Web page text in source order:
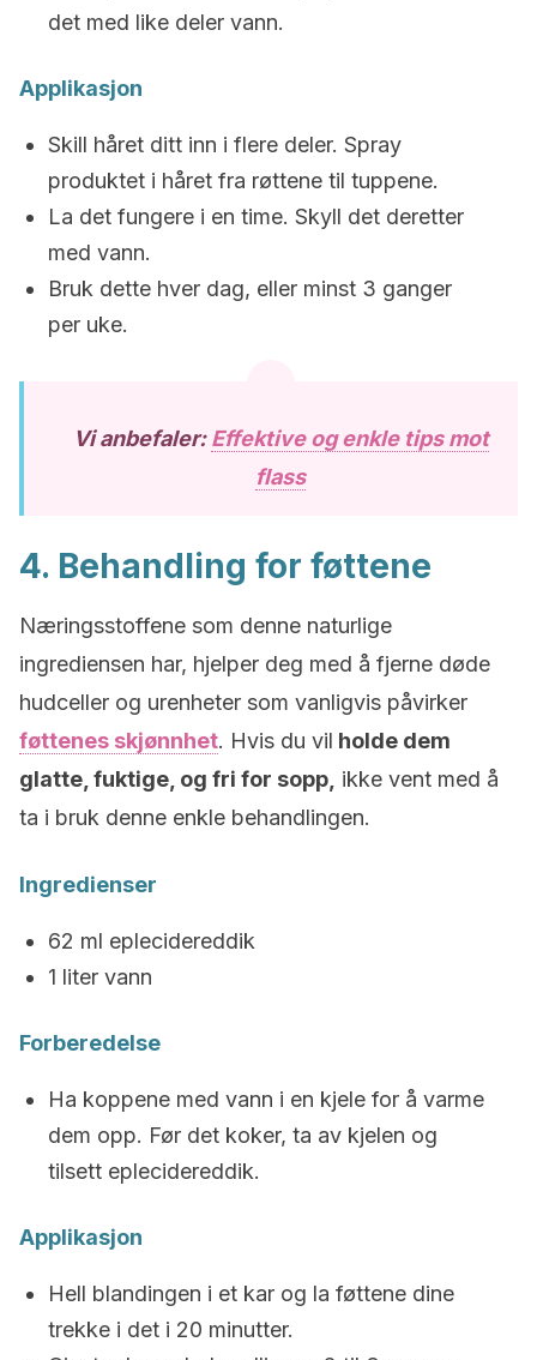
det med like deler vann.
Applikasjon
Skill håret ditt inn i flere deler. Spray
produktet i håret fra røttene til tuppene.
La det fungere i en time. Skyll det deretter
med vann.
Bruk dette hver dag, eller minst 3 ganger
per uke.
Vi anbefaler:Effektive og enkle tips mot
flass
4. Behandling for føttene
Næringsstoffene som denne naturlige
ingrediensen har, hjelper deg med å fjerne døde
hudceller og urenheter som vanligvis påvirker
føttenes skjønnhet. Hvis du vil holde dem
glatte, fuktige, og fri for sopp, ikke vent med å
ta i bruk denne enkle behandlingen.
Ingredienser
62 ml eplecidereddik
1 liter vann
Forberedelse
Ha koppene med vann i en kjele for å varme
dem opp. Før det koker, ta av kjelen og
tilsett eplecidereddik.
Applikasjon
Hell blandingen i et kar og la føttene dine
trekke i det i 20 minutter.